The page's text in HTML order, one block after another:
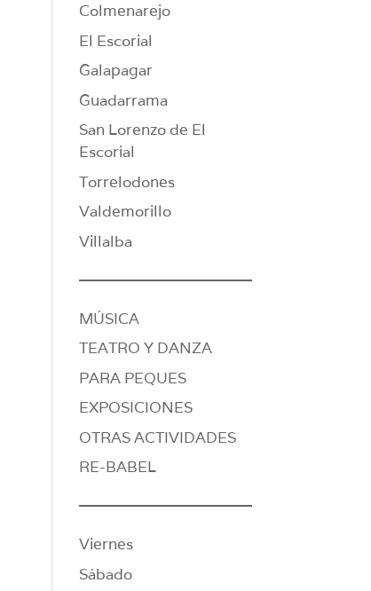
Colmenarejo
El Escorial
Galapagar
Guadarrama
San Lorenzo de El
Escorial
Torrelodones
Valdemorillo
Villalba
MÚSICA
TEATRO Y DANZA
PARA PEQUES
EXPOSICIONES
OTRAS ACTIVIDADES
RE-BABEL
Viernes
Sábado